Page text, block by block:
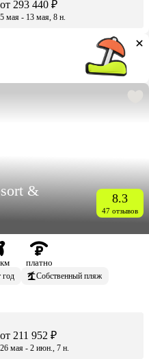
от 293 440 ₽
5 мая - 13 мая, 8 н.
&
8.3
47 отзывов
платно
год Собственный пляж
от 211 952 ₽
26 мая - 2 июн., 7 н.